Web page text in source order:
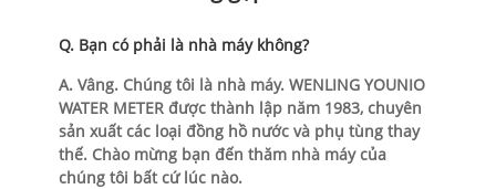
Q. Bạn có phải là nhà máy không?
A. Vâng. Chúng tôi là nhà máy. WENLING YOUNIO
WATER METER được thành lập năm 1983, chuyên
sản xuất các loại đồng hồ nước và phụ tùng thay
thế. Chào mừng bạn đến thăm nhà máy của
chúng tôi bất cứ lúc nào.